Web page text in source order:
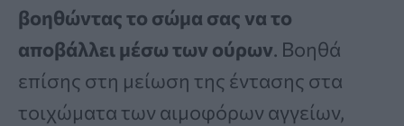
βοηθώντας το σώμα σας να το
αποβάλλει μέσω των ούρων. Βοηθά
επίσης στη μείωση της έντασης στα
τοιχώματα των αιμοφόρων αγγείων,